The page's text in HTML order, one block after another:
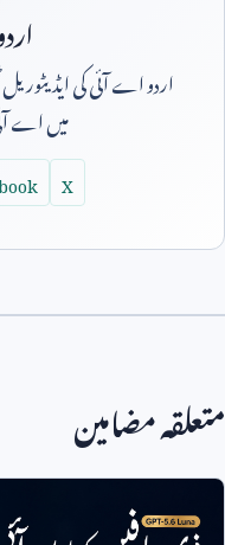
اردو اے آئی کی
میں اے
X
متعلقہ مضامین